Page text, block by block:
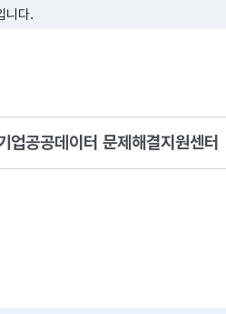
니다.
업공공데이터 문제해결지원센터